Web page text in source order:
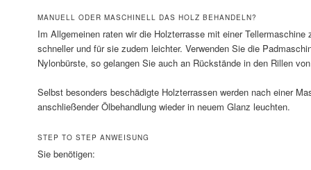
MANUELL ODER MASCHINELL DAS HOLZ BEHANDELN?
Im Allgemeinen raten wir die Holzterrasse mit einer Tellermaschine
schneller und für sie zudem leichter. Verwenden Sie die
Nylonbürste, so gelangen Sie auch an Rückstände in den Rillen
Selbst besonders beschädigte Holzterrassen werden nach einer
anschließender Ölbehandlung wieder in neuem Glanz leuchten.
STEP TO STEP ANWEISUNG
Sie benötigen: